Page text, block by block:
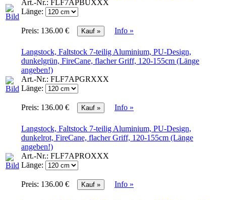
Art.-Nr.: FLF7APBUXXX
Länge:
Preis: 136.00 € Info »
Langstock, Faltstock 7-teilig Aluminium, PU-Design,
dunkelgrün, FireCane, flacher Griff, 120-155cm (Länge
angeben!)
Art.-Nr.: FLF7APGRXXX
Länge:
Preis: 136.00 € Info »
Langstock, Faltstock 7-teilig Aluminium, PU-Design,
dunkelrot, FireCane, flacher Griff, 120-155cm (Länge
angeben!)
Art.-Nr.: FLF7APROXXX
Länge:
Preis: 136.00 € Info »